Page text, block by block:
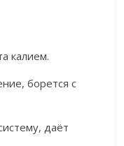
калием.
борется с
даёт